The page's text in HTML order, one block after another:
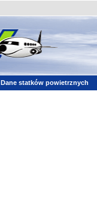
Dane statków powietrznych